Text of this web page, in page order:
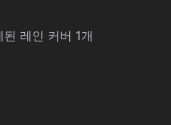
레인 커버 1개